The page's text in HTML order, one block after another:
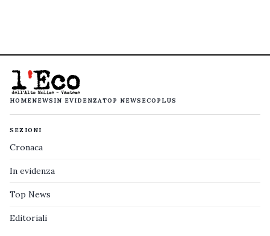
HOMENEWS IN EVIDENZATOP NEWS ECOPLUS
SEZIONI
Cronaca
In evidenza
Top News
Editoriali